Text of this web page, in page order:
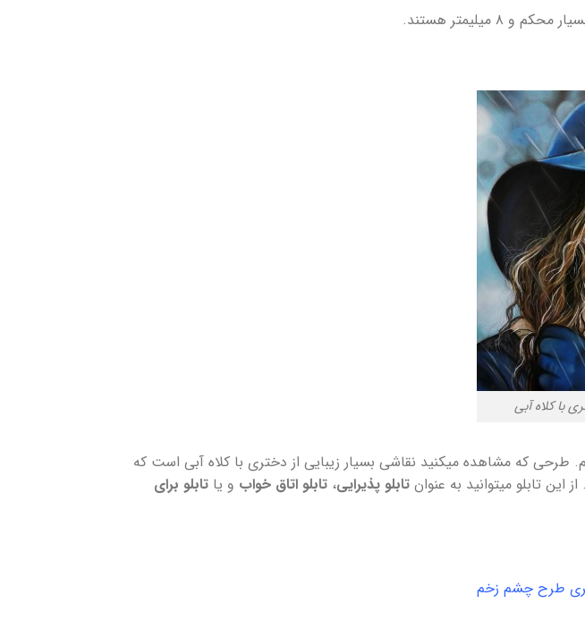
با کلاه آبی
طرحی که مشاهده میکنید نقاشی بسیار زیبایی از دختری با کلاه آبی است که
تابلو میتوانید به عنوان تابلو پذیرایی، تابلو اتاق خواب و یا تابلو برای
طرح چشم زخم